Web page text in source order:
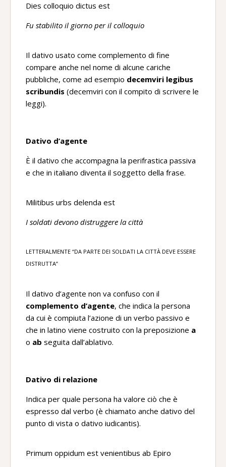
Dies colloquio dictus est
Fu stabilito il giorno per il colloquio
Il dativo usato come complemento di fine
compare anche nel nome di alcune cariche
pubbliche, come ad esempio decemviri legibus
scribundis (decemviri con il compito di scrivere le
leggi).
Dativo d’agente
È il dativo che accompagna la perifrastica passiva
e che in italiano diventa il soggetto della frase.
Militibus urbs delenda est
I soldati devono distruggere la città
LETTERALMENTE “DA PARTE DEI SOLDATI LA CITTÀ DEVE ESSERE
DISTRUTTA”
Il dativo d’agente non va confuso con il
complemento d’agente, che indica la persona
da cui è compiuta l’azione di un verbo passivo e
che in latino viene costruito con la preposizione a
o ab seguita dall’ablativo.
Dativo di relazione
Indica per quale persona ha valore ciò che è
espresso dal verbo (è chiamato anche dativo del
punto di vista o dativo iudicantis).
Primum oppidum est venientibus ab Epiro